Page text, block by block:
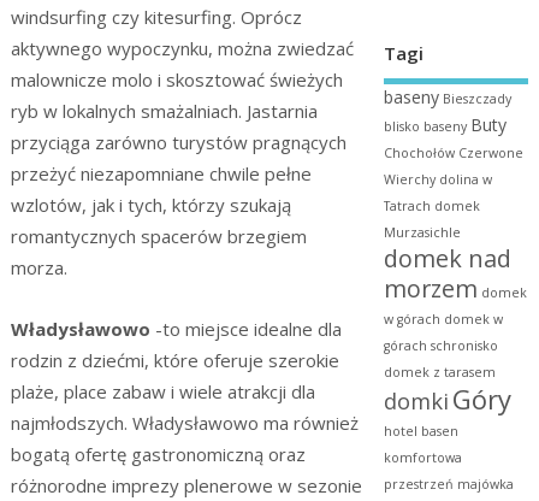
windsurfing czy kitesurfing. Oprócz
aktywnego wypoczynku, można zwiedzać
malownicze molo i skosztować świeżych
ryb w lokalnych smażalniach. Jastarnia
przyciąga zarówno turystów pragnących
przeżyć niezapomniane chwile pełne
wzlotów, jak i tych, którzy szukają
romantycznych spacerów brzegiem
morza.
Władysławowo -to miejsce idealne dla
rodzin z dziećmi, które oferuje szerokie
plaże, place zabaw i wiele atrakcji dla
najmłodszych. Władysławowo ma również
bogatą ofertę gastronomiczną oraz
różnorodne imprezy plenerowe w sezonie
Tagi
baseny Bieszczady
blisko baseny Buty
Chochołów Czerwone
Wierchy dolina w
Tatrach domek
Murzasichle
domek nad
morzem domek
w górach domek w
górach schronisko
domek z tarasem
domki Góry
hotel basen
komfortowa
przestrzeń majówka